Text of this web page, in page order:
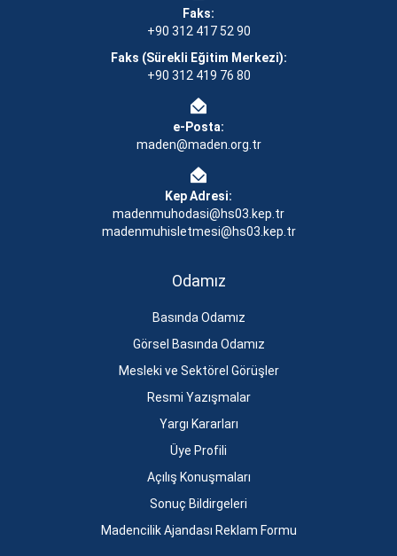
Faks:
+90 312 417 52 90
Faks (Sürekli Eğitim Merkezi):
+90 312 419 76 80
e-Posta:
maden@maden.org.tr
Kep Adresi:
madenmuhodasi@hs03.kep.tr
madenmuhisletmesi@hs03.kep.tr
Odamız
Basında Odamız
Görsel Basında Odamız
Mesleki ve Sektörel Görüşler
Resmi Yazışmalar
Yargı Kararları
Üye Profili
Açılış Konuşmaları
Sonuç Bildirgeleri
Madencilik Ajandası Reklam Formu